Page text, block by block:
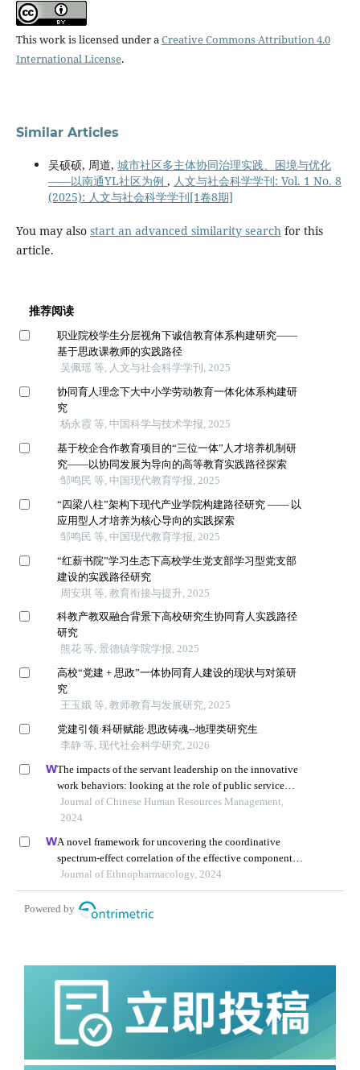
This work is licensed under aCreative Commons Attribution 4.0
International License.
Similar Articles
吴硕硕, 周道, 城市社区多主体协同治理实践、困境与优化
——以南通YL社区为例 , 人文与社会科学学刊: Vol. 1 No. 8
(2025): 人文与社会科学学刊[1卷8期]
You may also start an advanced similarity searchfor this
article.
推荐阅读
职业院校学生分层视角下诚信教育体系构建研究——
基于思政课教师的实践路径
吴佩瑶 等, 人文与社会科学学刊, 2025
协同育人理念下大中小学劳动教育一体化体系构建研
究
杨永霞 等, 中国科学与技术学报, 2025
基于校企合作教育项目的“三位一体”人才培养机制研
究——以协同发展为导向的高等教育实践路径探索
邹鸣民 等, 中国现代教育学报, 2025
“四梁八柱”架构下现代产业学院构建路径研究 —— 以
应用型人才培养为核心导向的实践探索
邹鸣民 等, 中国现代教育学报, 2025
“红薪书院”学习生态下高校学生党支部学习型党支部
建设的实践路径研究
周安琪 等, 教育衔接与提升, 2025
科教产教双融合背景下高校研究生协同育人实践路径
研究
熊花 等, 景德镇学院学报, 2025
高校“党建 + 思政”一体协同育人建设的现状与对策研
究
王玉娥 等, 教师教育与发展研究, 2025
党建引领·科研赋能·思政铸魂--地理类研究生
李静 等, 现代社会科学研究, 2026
The impacts of the servant leadership on the innovative
work behaviors: looking at the role of public service
motivation and employee engagement
Journal of Chinese Human Resources Management,
2024
A novel framework for uncovering the coordinative
spectrum-effect correlation of the effective components
of yangyin tongnao granules on cerebral ischemia-
reperfusion injury in rats
Journal of Ethnopharmacology, 2024
Powered by